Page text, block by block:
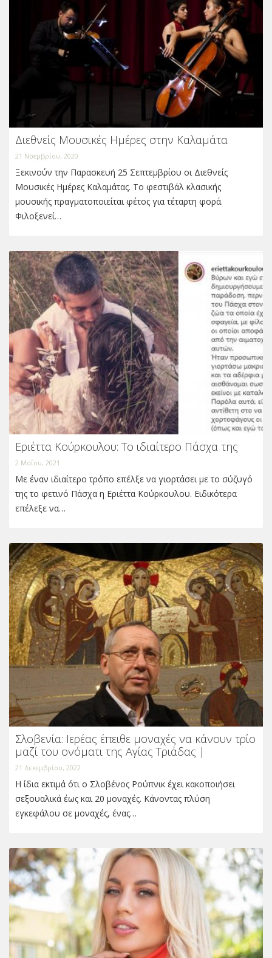
Διεθνείς Μουσικές Ημέρες στην Καλαμάτα
21 Νοεμβρίου, 2020
Ξεκινούν την Παρασκευή 25 Σεπτεμβρίου οι Διεθνείς
Μουσικές Ημέρες Καλαμάτας. Το φεστιβάλ κλασικής
μουσικής πραγματοποιείται φέτος για τέταρτη φορά.
Φιλοξενεί…
Εριέττα Κούρκουλου: Το ιδιαίτερο Πάσχα της
2 Μαΐου, 2021
Με έναν ιδιαίτερο τρόπο επέλξε να γιορτάσει με το σύζυγό
της το φετινό Πάσχα η Εριέττα Κούρκουλου. Ειδικότερα
επέλεξε να…
Σλοβενία: Ιερέας έπειθε μοναχές να κάνουν τρίο
μαζί του ονόματι της Αγίας Τριάδας |
21 Δεκεμβρίου, 2022
Η ίδια εκτιμά ότι ο Σλοβένος Ρούπνικ έχει κακοποιήσει
σεξουαλικά έως και 20 μοναχές. Κάνοντας πλύση
εγκεφάλου σε μοναχές, ένας…